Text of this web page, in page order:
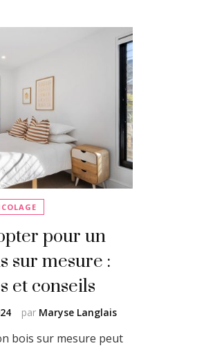
pour un
sur mesure :
et conseils
par Maryse Langlais
bois sur mesure peut